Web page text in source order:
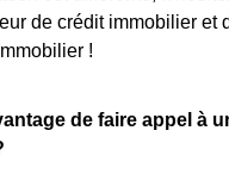
de crédit immobilier et
!
de faire appel à